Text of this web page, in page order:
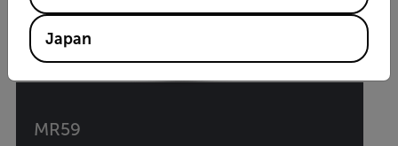
MR59
Japan